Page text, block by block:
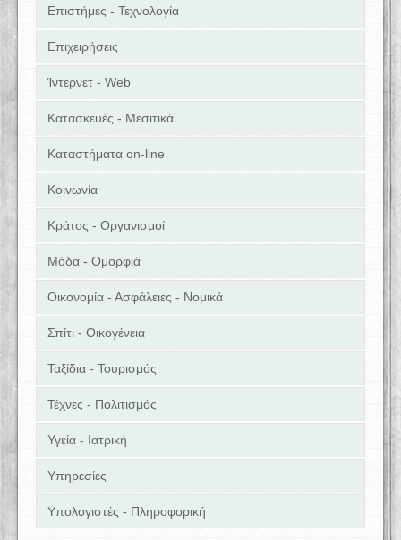
Επιστήμες - Τεχνολογία
Επιχειρήσεις
Ίντερνετ - Web
Κατασκευές - Μεσιτικά
Καταστήματα on-line
Κοινωνία
Κράτος - Οργανισμοί
Μόδα - Ομορφιά
Οικονομία - Ασφάλειες - Νομικά
Σπίτι - Οικογένεια
Ταξίδια - Τουρισμός
Τέχνες - Πολιτισμός
Υγεία - Ιατρική
Υπηρεσίες
Υπολογιστές - Πληροφορική